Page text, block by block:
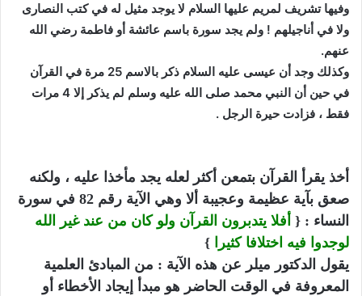
وفيها تشريف لمريم عليها السلام لا يوجد مثيل له في كتب النصارى
ولا في أناجيلهم ! ولم يجد سورة باسم عائشة أو فاطمة رضي الله
عنهم.
وكذلك وجد أن عيسى عليه السلام ذكر بالاسم 25 مرة في القرآن
في حين أن النبي محمد صلى الله عليه وسلم لم يذكر إلا 4 مرات
فقط ، فزادت حيرة الرجل .
أخذ يقرأ القرآن بتمعن أكثر لعله يجد مأخذا عليه ، ولكنه
صعق بآية عظيمة وعجيبة ألا وهي الآية رقم 82 في سورة
النساء : { أفلا يتدبرون القرآن ولو كان من عند غير الله
لوجدوا فيه اختلافا كثيرا
}
يقول الدكتور ميلر عن هذه الآية : من المبادئ العلمية
المعروفة في الوقت الحاضر هو مبدأ إيجاد الأخطاء أو